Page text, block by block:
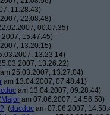
11:28:43)
22:08:48)
00:07:35)
15:47:45)
13:20:15)
13:23:14)
13:26:22)
am 25.03.2007, 13:27:04)
am 13.04.2007, 07:48:41)
am 13.04.2007, 09:28:44)
Major am 07.06.2007, 14:56:50)
(ducduc am 07.06.2007,